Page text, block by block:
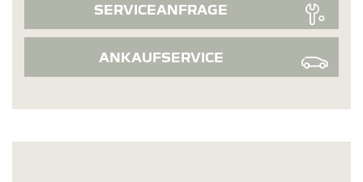
SERVICEANFRAGE
ANKAUFSERVICE